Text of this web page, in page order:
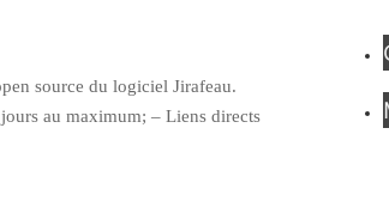
source du logiciel Jirafeau.
au maximum; – Liens directs